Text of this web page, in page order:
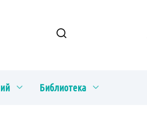
Библиотека